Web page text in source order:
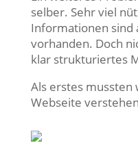
selber. Sehr viel
Informationen sind
vorhanden. Doch
klar strukturiertes
Als erstes
Webseite